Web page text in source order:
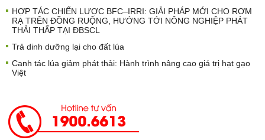
HỢP TÁC CHIẾN LƯỢC BFC–IRRI: GIẢI PHÁP MỚI CHO RƠM
RẠ TRÊN ĐỒNG RUỘNG, HƯỚNG TỚI NÔNG NGHIỆP PHÁT
THẢI THẤP TẠI ĐBSCL
Trả dinh dưỡng lại cho đất lúa
Canh tác lúa giảm phát thải: Hành trình nâng cao giá trị hạt gạo
Việt